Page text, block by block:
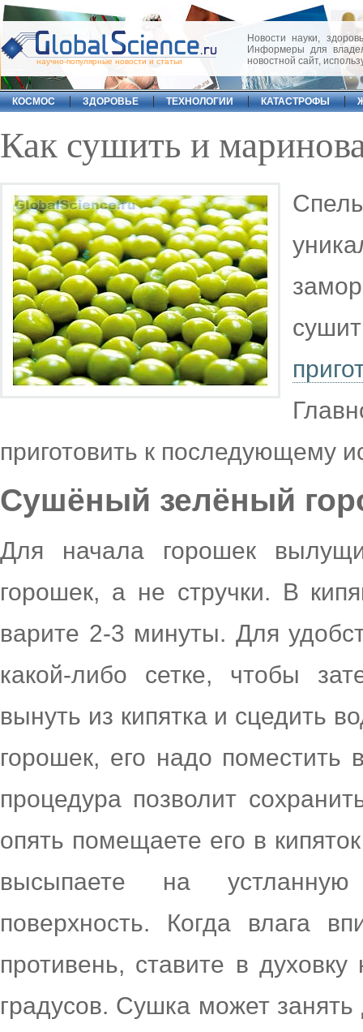
научно-популярные новости и статьи
Новости науки,
Информеры для
новостной сайт,
КОСМОС ЗДОРОВЬЕ ТЕХНОЛОГИИ КАТАСТРОФЫ
Как сушить и
приготовить к последующему
Сушёный зелёный
Для начала горошек
горошек, а не стручки. В
варите 2-3 минуты. Для
какой-либо сетке, чтобы
вынуть из кипятка и сцедить
горошек, его надо поместить
процедура позволит
опять помещаете его в
высыпаете на
поверхность. Когда влага
противень, ставите в
градусов. Сушка может